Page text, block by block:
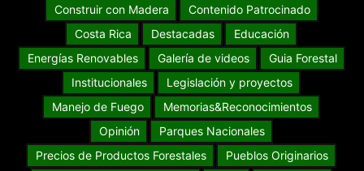
Construir con Madera
Contenido Patrocinado
Costa Rica
Destacadas
Educación
Energías Renovables
Galería de videos
Guia Forestal
Institucionales
Legislación y proyectos
Manejo de Fuego
Memorias&Reconocimientos
Opinión
Parques Nacionales
Precios de Productos Forestales
Pueblos Originarios